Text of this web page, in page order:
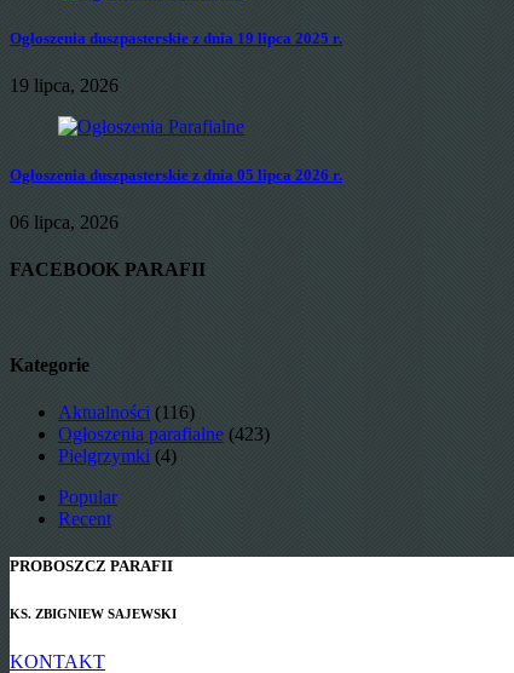
Ogłoszenia duszpasterskie z dnia 19 lipca 2025 r.
19 lipca, 2026
Ogłoszenia duszpasterskie z dnia 05 lipca 2026 r.
06 lipca, 2026
FACEBOOK PARAFII
Kategorie
Aktualności (116)
Ogłoszenia parafialne (423)
Pielgrzymki (4)
Popular
Recent
PROBOSZCZ PARAFII
KS. ZBIGNIEW SAJEWSKI
KONTAKT